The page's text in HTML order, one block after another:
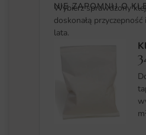
NIE ZAPOMNIJ O
Wybierz sprawdzony
doskonałą
lata.